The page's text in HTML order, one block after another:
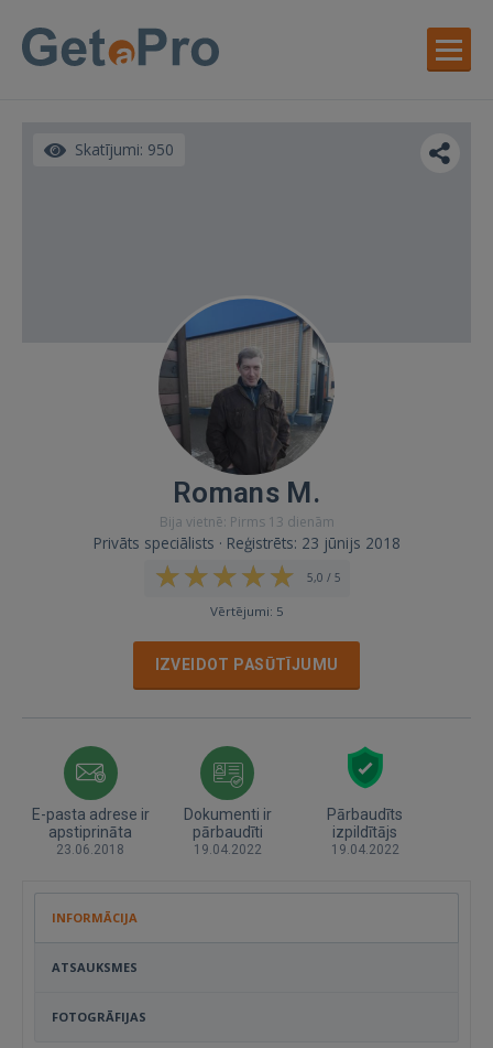
Skatījumi: 950
Romans M.
Bija vietnē: Pirms 13 dienām
Privāts speciālists · Reģistrēts: 23 jūnijs 2018
5,0 / 5
Vērtējumi: 5
IZVEIDOT PASŪTĪJUMU
E-pasta adrese ir
apstiprināta
23.06.2018
Dokumenti ir
pārbaudīti
19.04.2022
Pārbaudīts
izpildītājs
19.04.2022
INFORMĀCIJA
ATSAUKSMES
FOTOGRĀFIJAS